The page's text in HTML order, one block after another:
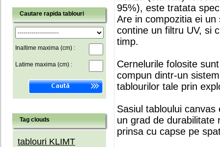
Cautare rapida tablouri
Inaltime maxima (cm) :
Latime maxima (cm) :
Tag clouds
tablouri KLIMT
95%), este tratata
Are in compozitia ei
contine un filtru UV, si
timp.
Cernelurile folosite
compun dintr-un
tablourilor tale prin
Sasiul tabloului
un grad de durabilitate
prinsa cu capse pe